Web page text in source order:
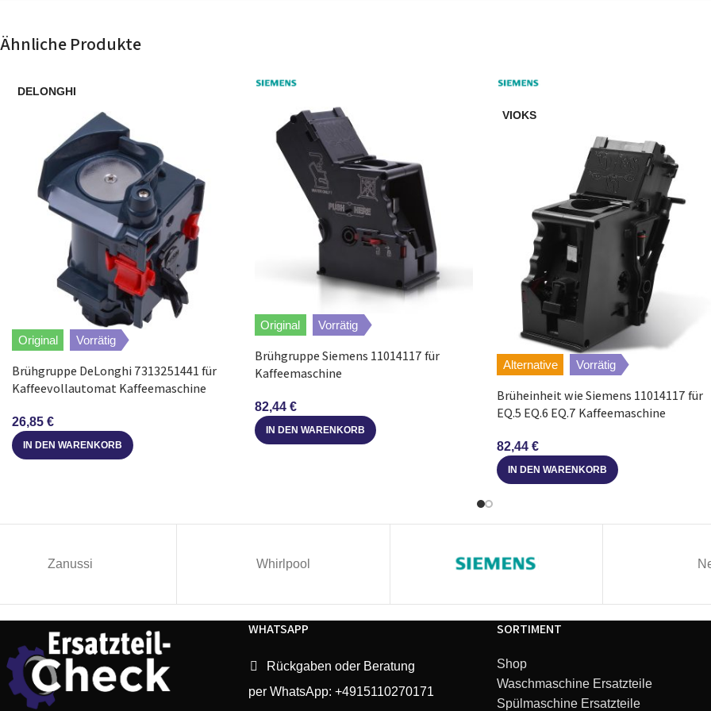
Philips HD7825/41 VivaCafé
HD7827/10 VivaCafé
HD7825/40 VivaCafé
VivaCafé
Philips VivaCafé
Philips HD7825/31 VivaCafé
Philips
Philips HD6561/03 SENSEO Viva Café
VivaCafé
Philips HD7825/47 VivaCafé
Philips
Philips HD7825/83 VivaCafé
Ähnliche Produkte
DELONGHI
Original Vorrätig
Brühgruppe DeLonghi 7313251441 für
Kaffeevollautomat Kaffeemaschine
26,85 €
IN DEN WARENKORB
Original Vorrätig
Brühgruppe Siemens 11014117 für
Kaffeemaschine
82,44 €
IN DEN WARENKORB
VIOKS
Alternative Vorrätig
Brüheinheit wie Siemens 11014117 für
EQ.5 EQ.6 EQ.7 Kaffeemaschine
82,44 €
IN DEN WARENKORB
Zanussi Whirlpool
WHATSAPP
Rückgaben oder Beratung
per WhatsApp: +4915110270171
SORTIMENT
Shop
Waschmaschine Ersatzteile
Spülmaschine Ersatzteile